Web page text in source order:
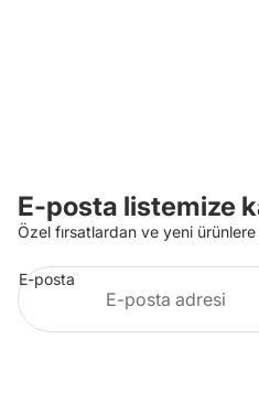
E-posta listemize
Özel fırsatlardan ve yeni
E-posta